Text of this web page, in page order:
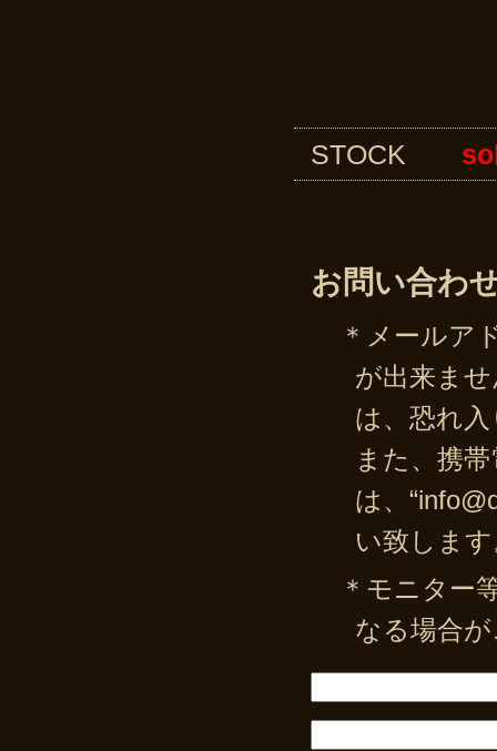
STOCK
お問い合わ
＊メールア
が出来ま
は、恐れ
また、携
は、
い致しま
＊モニター
なる場合